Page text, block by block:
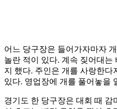
어느 당구장은 들어가자마자
놀란 적이 있다. 계속 짖어대
지 했다. 주인은 개를 사랑한다
있다. 영업장에 개를 풀어놓을
경기도 한 당구장은 대회 때 감